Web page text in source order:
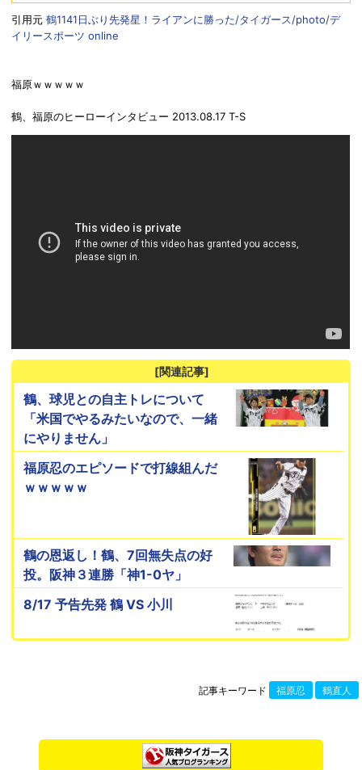
引用元鶴1141日ぶり先発星！ライアンに勝った/タイガース/photo/デ
イリースポーツ online
福原ｗｗｗｗｗ
鶴、福原のヒーローインタビュー 2013.08.17 T-S
[関連記事]
鶴、球児との自主トレについて
「米国でやるみたいなので、一緒
にやりません」
福原忍のエピソードで打線組んだ
ｗｗｗｗｗ
鶴の恩返し！鶴、7回無失点の好
投。阪神３連勝「神1-0ヤ」
8/17 予告先発 鶴 VS 小川
記事キーワード 福原忍 鶴直人